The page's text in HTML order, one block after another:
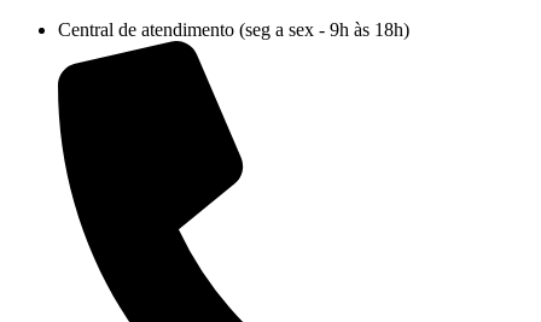
conteúdo
Central de atendimento (seg a sex - 9h às 18h)